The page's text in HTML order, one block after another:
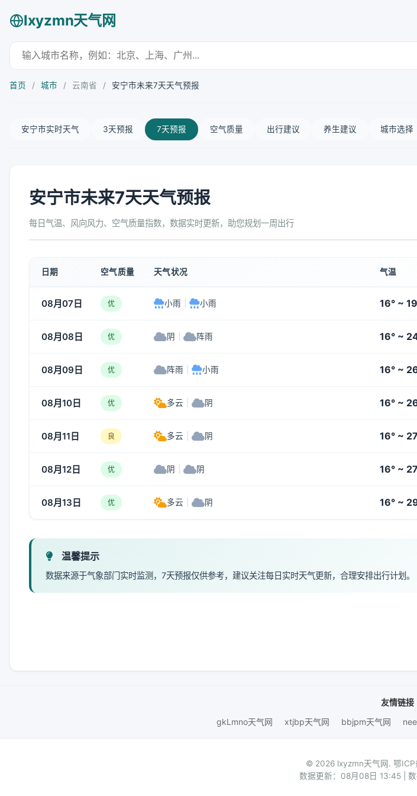
lxyzmn天气网
首页 / 城市 / 云南省 / 安宁市未来7天天气预报
安宁市实时天气 3天预报 7天预报 空气质量 出行建议 养生建议 城市选择
安宁市未来7天天气预报
每日气温、风向风力、空气质量指数，数据实时更新，助您规划一周出行
日期 空气质量 天气状况 气温
08月07日 优 小雨 小雨 16° ~
08月08日 优 阴 阵雨 16° ~
08月09日 优 阵雨 小雨 16° ~
08月10日 优 多云 阴 16° ~
08月11日 良 多云 阴 16° ~
08月12日 优 阴 阴 16° ~
08月13日 优 多云 阴 16° ~
温馨提示
数据来源于气象部门实时监测，7天预报仅供参考，建议关注每日实时天气更新，合理安排出行计划。
友情链接
gkLmno天气网
xtjbp天气网 bbjpm天气网
© 2026 lxyzmn天气网. 鄂
数据更新：08月08日 13:45 |